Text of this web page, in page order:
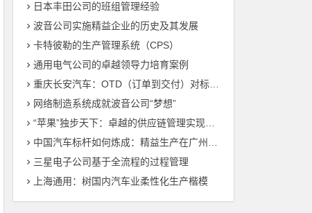
日本丰田公司的班组管理经验
波音公司实施精益企业的历史及其发展
卡特彼勒的生产管理系统（CPS）
通用电气公司的卓越领导力培育案例
重庆长安汽车：OTD（订单到交付）对标管理（标杆管理）
网络制造系统成就波音公司“梦想”
“苹果”独步天下：卓越的供应链管理实现敏捷制造
中国汽车标杆如何炼成：精益生产在广州丰田的运用
三星电子公司基于全流程的过程管理
上海通用：树国内汽车业柔性化生产楷模